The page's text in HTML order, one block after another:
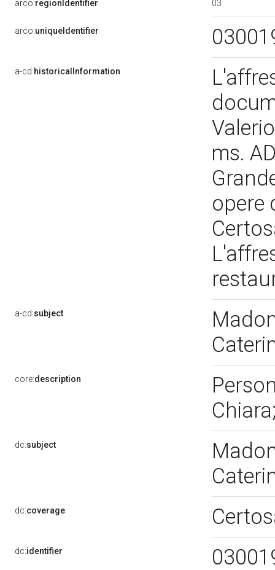
arco:regionIdentifier 03
arco:uniqueIdentifier
a-cd:historicalInformation
ms.
opere
a-cd:subject
core:description
dc:subject
dc:coverage
dc:identifier